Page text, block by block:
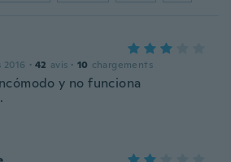
· 42 avis · 10 chargements
y no funciona